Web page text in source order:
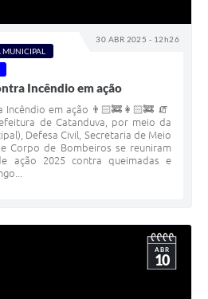
30 ABR 2025 - 12h26
Incêndio em ação
Incêndio em ação 👨🏻‍🚒👩🏻‍🚒 🧯
de Catanduva, por meio da
Defesa Civil, Secretaria de Meio
Corpo de Bombeiros se reuniram
ação 2025 contra queimadas e
ABR
10